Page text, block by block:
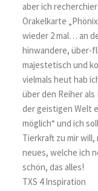
aber ich
Orakelkarte
wieder 2 mal… an
hinwandere, über-
majestetisch und
vielmals heut hab
über den Reiher
der geistigen Welt
möglich“ und ich
Tierkraft zu mir
neues, welche ich
schön, das alles!
TXS 4 Inspiration